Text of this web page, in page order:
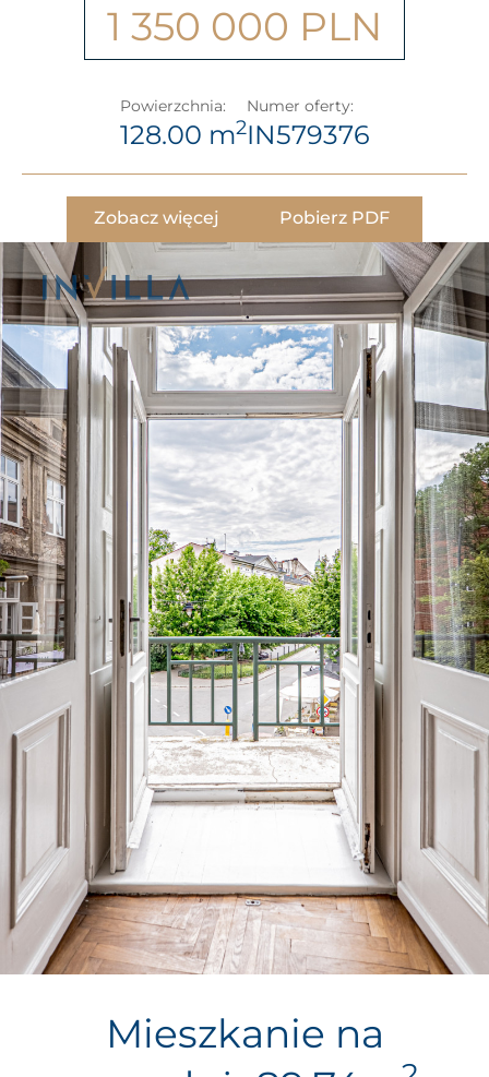
1 350 000 PLN
Powierzchnia:
128.00 m2
Numer oferty:
IN579376
Zobacz więcej Pobierz PDF
Mieszkanie na